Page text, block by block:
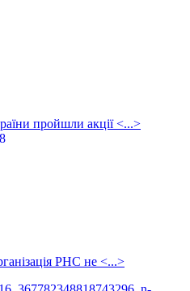
пройшли акції <...>
РНС не <...>